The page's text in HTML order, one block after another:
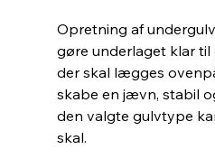
Opretning af
gøre underlaget klar til
der skal lægges
skabe en jævn, stabil
den valgte gulvtype
skal.